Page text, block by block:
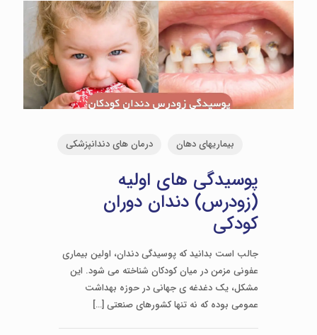
بیماریهای دهان درمان های دندانپزشکی
پوسیدگی های اولیه
(زودرس) دندان دوران
کودکی
جالب است بدانید که پوسیدگی دندان، اولین بیماری
عفونی مزمن در میان کودکان شناخته می شود. این
مشکل، یک دغدغه ی جهانی در حوزه بهداشت
عمومی بوده که نه تنها کشورهای صنعتی […]